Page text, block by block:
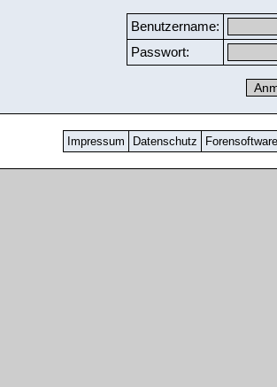
Benutzername:
Passwort:
Impressum Datenschutz